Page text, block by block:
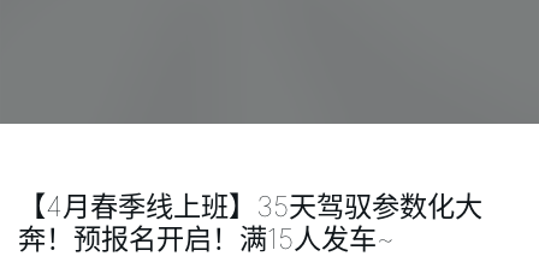
【4月春季线上班】35天驾驭参数化大
奔！预报名开启！满15人发车~